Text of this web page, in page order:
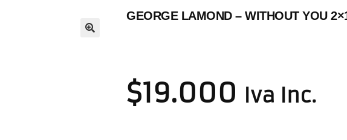
GEORGE LAMOND ‎– WITHOUT YOU
$19.000 Iva Inc.